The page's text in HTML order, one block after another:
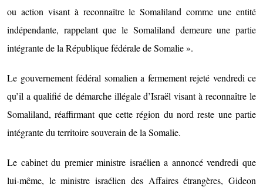
ou action visant à reconnaître le Somaliland comme une entité
indépendante, rappelant que le Somaliland demeure une partie
intégrante de la République fédérale de Somalie ».
Le gouvernement fédéral somalien a fermement rejeté vendredi ce
qu’il a qualifié de démarche illégale d’Israël visant à reconnaître le
Somaliland, réaffirmant que cette région du nord reste une partie
intégrante du territoire souverain de la Somalie.
Le cabinet du premier ministre israélien a annoncé vendredi que
lui-même, le ministre israélien des Affaires étrangères, Gideon